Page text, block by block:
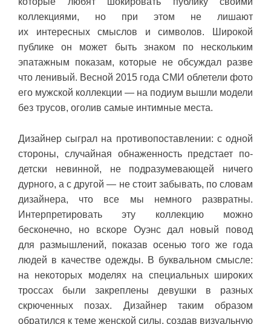
коллекциями, но при этом не лишают
их интересных смыслов и символов. Широкой
публике он может быть знаком по нескольким
эпатажным показам, которые не обсуждал разве
что ленивый. Весной 2015 года СМИ облетели фото
его мужской коллекции — на подиум вышли модели
без трусов, оголив самые интимные места.
Дизайнер сыграл на противопоставлении: с одной
стороны, случайная обнаженность предстает по-
детски невинной, не подразумевающей ничего
дурного, а с другой — не стоит забывать, по словам
дизайнера, что все мы немного развратны.
Интерпретировать эту коллекцию можно
бесконечно, но вскоре Оуэнс дал новый повод
для размышлений, показав осенью того же года
людей в качестве одежды. В буквальном смысле:
на некоторых моделях на специальных широких
троссах были закреплены девушки в разных
скрюченных позах. Дизайнер таким образом
обратился к теме женской силы, создав визуальную